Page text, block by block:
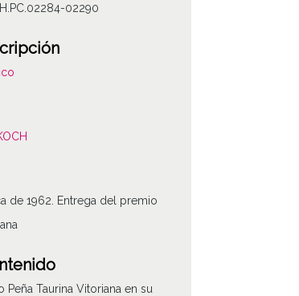
02290
de 1962. Entrega del premio
Peña Taurina Vitoriana en su